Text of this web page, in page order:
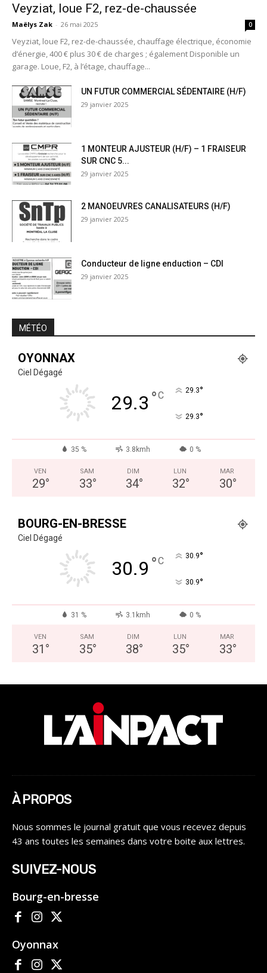
Veyziat, loue F2, rez-de-chaussée
Maëlys Zak - 26 mai 2025 0
Veyziat, loue F2, rez-de-chaussée, chauffage électrique, économie
d’énergie, 400 € plus 30 € de charges ; également Disponible un
garage. Loue, F2, à l’étage, chauffage...
UN FUTUR COMMERCIAL SÉDENTAIRE (H/F)
29 janvier 2025
1 MONTEUR AJUSTEUR (H/F) – 1 FRAISEUR
SUR CNC 5...
29 janvier 2025
2 MANOEUVRES CANALISATEURS (H/F)
29 janvier 2025
Conducteur de ligne enduction – CDI
29 janvier 2025
MÉTÉO
OYONNAX
Ciel Dégagé
29.3 °C 29.3°
29.3°
35 % 3.8kmh 0 %
VEN
29°
SAM
33°
DIM
34°
LUN
32°
MAR
30°
BOURG-EN-BRESSE
Ciel Dégagé
30.9 °C 30.9°
30.9°
31 % 3.1kmh 0 %
VEN
31 °
SAM
35°
DIM
38°
LUN
35°
MAR
33°
À PROPOS
Nous sommes le journal gratuit que vous recevez depuis
43 ans toutes les semaines dans votre boite aux lettres.
SUIVEZ-NOUS
Bourg-en-bresse
Oyonnax